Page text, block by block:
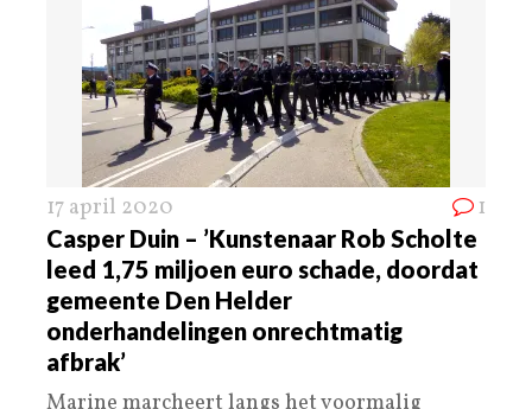
17 april 2020 1
Casper Duin – ’Kunstenaar Rob Scholte
leed 1,75 miljoen euro schade, doordat
gemeente Den Helder
onderhandelingen onrechtmatig
afbrak’